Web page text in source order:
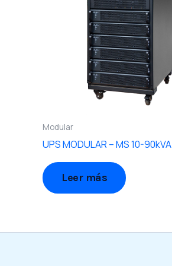
Modular
UPS MODULAR – MS 10-90kVA
Leer más